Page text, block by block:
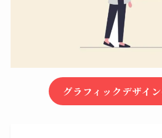
グラフィックデザイ